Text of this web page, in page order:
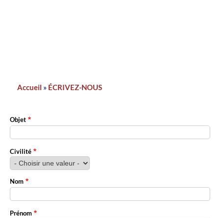
Accueil ÉCRIVEZ-NOUS
Objet
Civilité
Nom
Prénom